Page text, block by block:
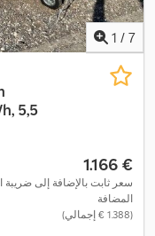
1 / 7
5,5
‏1.166 €
سعر ثابت بالإضافة إلى ضريبة
المضافة
(‏1.388 € إجمالي)